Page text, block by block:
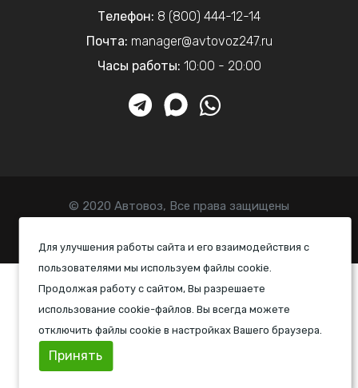
Для улучшения работы сайта и его взаимодействия с
пользователями мы используем файлы cookie.
Продолжая работу с сайтом, Вы разрешаете
использование cookie-файлов. Вы всегда можете
отключить файлы cookie в настройках Вашего браузера.
Принять
Телефон: 8 (800) 444-12-14
Почта: manager@avtovoz247.ru
Часы работы: 10:00 - 20:00
© 2020 Автовоз, Все права защищены
Политика конфиденциальности